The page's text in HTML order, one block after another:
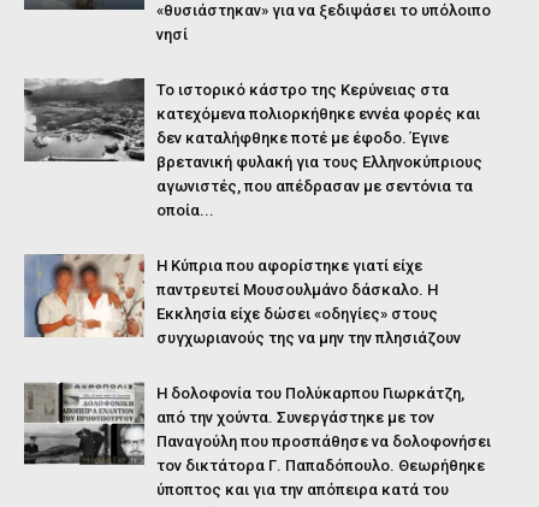
«θυσιάστηκαν» για να ξεδιψάσει το υπόλοιπο
νησί
Το ιστορικό κάστρο της Κερύνειας στα
κατεχόμενα πολιορκήθηκε εννέα φορές και
δεν καταλήφθηκε ποτέ με έφοδο. Έγινε
βρετανική φυλακή για τους Ελληνοκύπριους
αγωνιστές, που απέδρασαν με σεντόνια τα
οποία...
Η Κύπρια που αφορίστηκε γιατί είχε
παντρευτεί Μουσουλμάνο δάσκαλο. Η
Εκκλησία είχε δώσει «οδηγίες» στους
συγχωριανούς της να μην την πλησιάζουν
Η δολοφονία του Πολύκαρπου Γιωρκάτζη,
από την χούντα. Συνεργάστηκε με τον
Παναγούλη που προσπάθησε να δολοφονήσει
τον δικτάτορα Γ. Παπαδόπουλο. Θεωρήθηκε
ύποπτος και για την απόπειρα κατά του